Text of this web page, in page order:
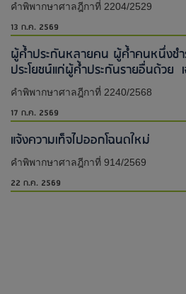
คำพิพากษาศาลฎีกาที่ 2204/2529
13 ก.ค. 2569
ผู้ค้ำประกันหลายคน ผู้ค้ำคนหนึ่งช
ประโยชน์แก่ผู้ค้ำประกันรายอื่นด้วย
คำพิพากษาศาลฎีกาที่ 2240/2568
17 ก.ค. 2569
แจ้งความเท็จไปออกโฉนดใหม่​
คำพิพากษาศาลฎีกาที่ 914/2569
22 ก.ค. 2569